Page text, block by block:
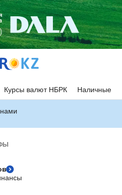
Курсы валют НБРК Наличные